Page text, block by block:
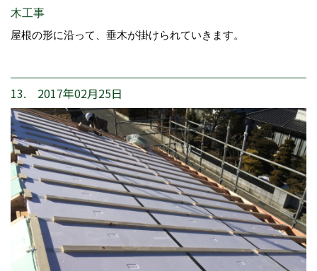
木工事
屋根の形に沿って、垂木が掛けられていきます。
13. 2017年02月25日